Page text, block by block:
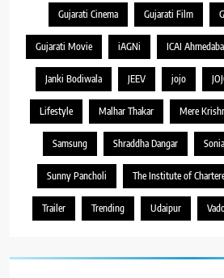
Gujarati Cinema Gujarati Film
Gujarati Movie iAGNi ICAI
Janki Bodiwala JEEV jojo
Lifestyle Malhar Thakar Mere
Samsung Shraddha Dangar
Sunny Pancholi The Institute of
Trailer Trending Udaipur